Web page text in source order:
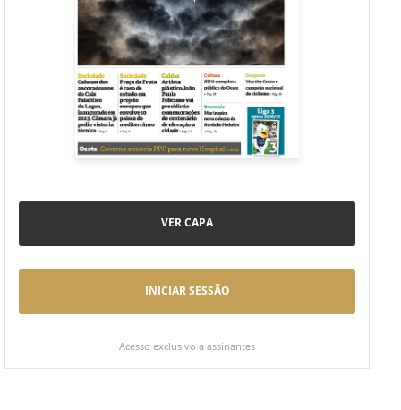
VER CAPA
INICIAR SESSÃO
Acesso exclusivo a assinantes